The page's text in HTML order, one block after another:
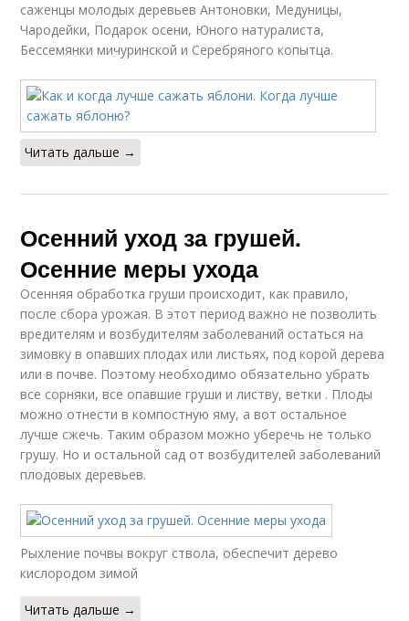
саженцы молодых деревьев Антоновки, Медуницы,
Чародейки, Подарок осени, Юного натуралиста,
Бессемянки мичуринской и Серебряного копытца.
Читать дальше →
Осенний уход за грушей.
Осенние меры ухода
Осенняя обработка груши происходит, как правило,
после сбора урожая. В этот период важно не позволить
вредителям и возбудителям заболеваний остаться на
зимовку в опавших плодах или листьях, под корой дерева
или в почве. Поэтому необходимо обязательно убрать
все сорняки, все опавшие груши и листву, ветки . Плоды
можно отнести в компостную яму, а вот остальное
лучше сжечь. Таким образом можно уберечь не только
грушу. Но и остальной сад от возбудителей заболеваний
плодовых деревьев.
Рыхление почвы вокруг ствола, обеспечит дерево
кислородом зимой
Читать дальше →